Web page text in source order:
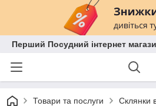
Перший Посудний інтернет
Товари та послуги Склянки